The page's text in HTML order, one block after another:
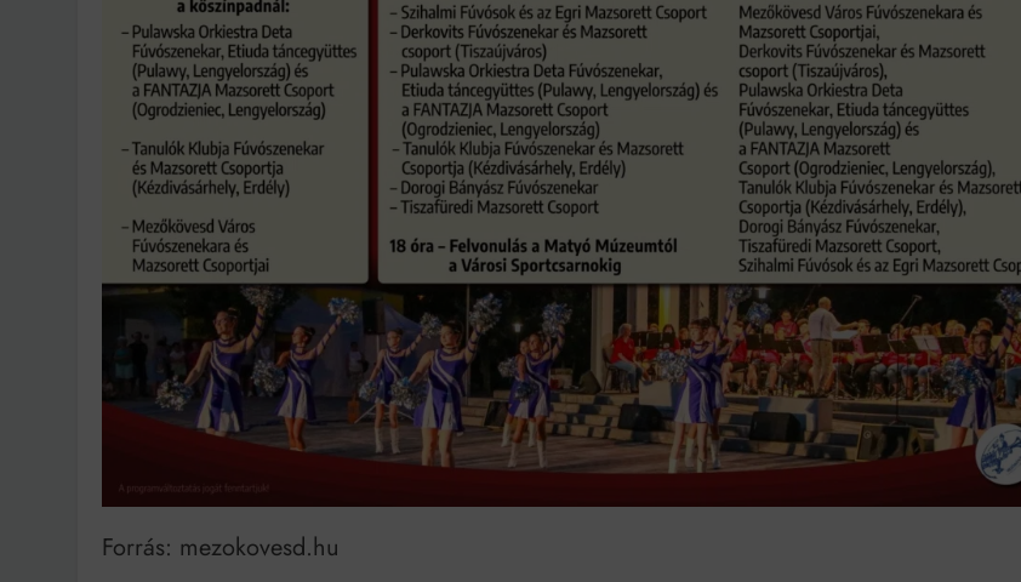
Forrás: mezokovesd.hu